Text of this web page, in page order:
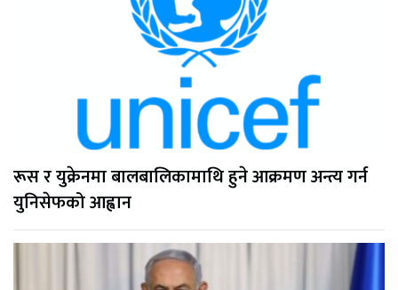
रूस र युक्रेनमा बालबालिकामाथि हुने आक्रमण अन्त्य गर्न
युनिसेफको आह्वान